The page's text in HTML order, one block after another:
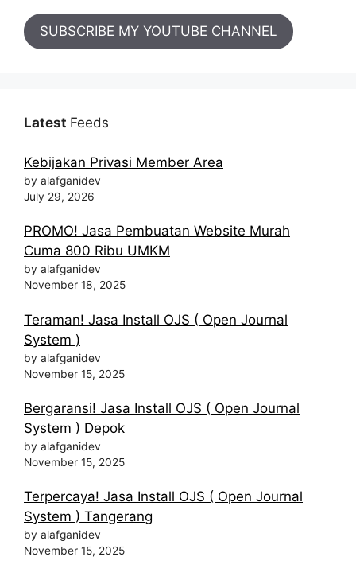
SUBSCRIBE MY YOUTUBE CHANNEL
Latest Feeds
Kebijakan Privasi Member Area
by alafganidev
July 29, 2026
PROMO! Jasa Pembuatan Website Murah
Cuma 800 Ribu UMKM
by alafganidev
November 18, 2025
Teraman! Jasa Install OJS ( Open Journal
System )
by alafganidev
November 15, 2025
Bergaransi! Jasa Install OJS ( Open Journal
System ) Depok
by alafganidev
November 15, 2025
Terpercaya! Jasa Install OJS ( Open Journal
System ) Tangerang
by alafganidev
November 15, 2025